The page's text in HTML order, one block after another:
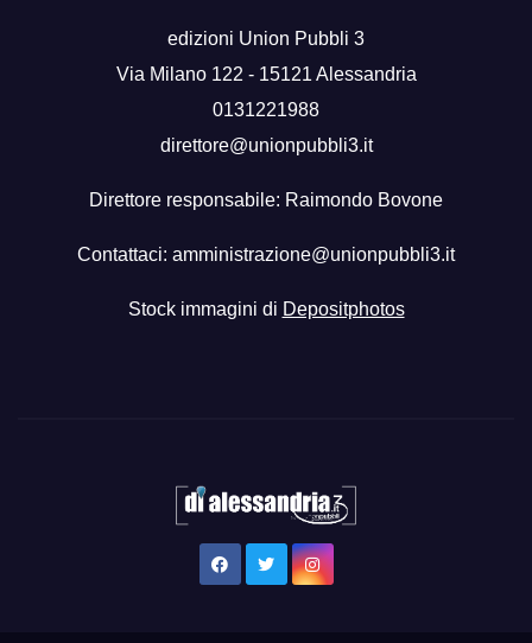
edizioni Union Pubbli 3
Via Milano 122 - 15121 Alessandria
0131221988
direttore@unionpubbli3.it
Direttore responsabile: Raimondo Bovone
Contattaci: amministrazione@unionpubbli3.it
Stock immagini di Depositphotos